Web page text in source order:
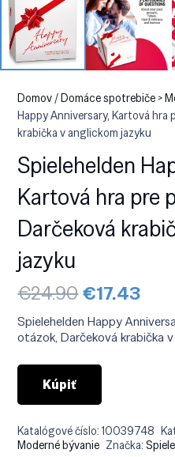
Domov/Domáce spotrebiče >
Happy Anniversary, Kartová hra
krabička v anglickom jazyku
Spielehelden
Kartová hra pre
Darčeková
jazyku
€24.90Pôvodná
cena
bola:
€24.90.
€17.43
je:
Spielehelden Happy
otázok, Darčeková krabička
Kúpiť
Katalógové číslo:10039748
Moderné bývanie Značka: